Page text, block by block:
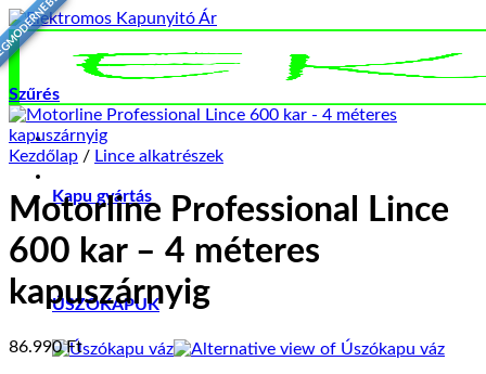
Skip
to
content
Kapu gyártás
ÚSZÓKAPUK
Szűrés
Kezdőlap / Lince alkatrészek
Motorline Professional Lince
600 kar – 4 méteres
kapuszárnyig
86.990Ft